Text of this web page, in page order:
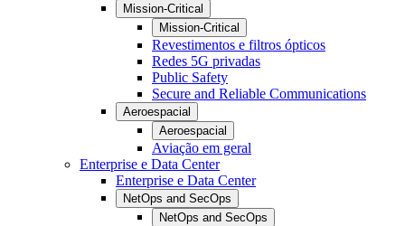
Mission-Critical
Mission-Critical
Revestimentos e filtros ópticos
Redes 5G privadas
Public Safety
Secure and Reliable Communications
Aeroespacial
Aeroespacial
Aviação em geral
Enterprise e Data Center
Enterprise e Data Center
NetOps and SecOps
NetOps and SecOps